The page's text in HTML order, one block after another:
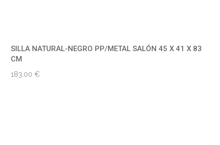
SILLA NATURAL-NEGRO PP/METAL SALÓN 45 X 41 X 83
CM
183,00€